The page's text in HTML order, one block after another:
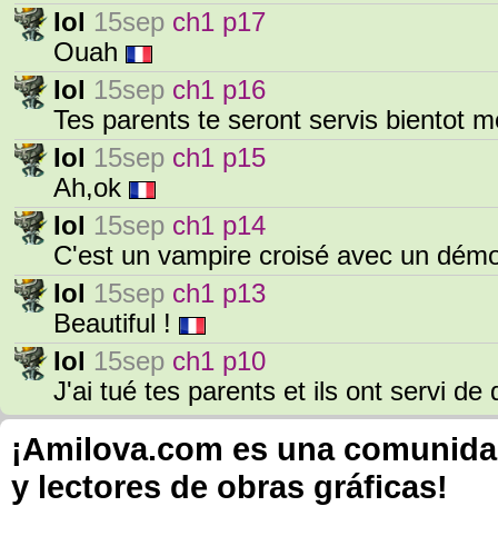
Iol 15sep ch1 p17
Ouah
Iol 15sep ch1 p16
Tes parents te seront servis bientot
Iol 15sep ch1 p15
Ah,ok
Iol 15sep ch1 p14
C'est un vampire croisé avec un
Iol 15sep ch1 p13
Beautiful !
Iol 15sep ch1 p10
J'ai tué tes parents et ils ont servi de
¡Amilova.com es una
y lectores de obras gráficas!